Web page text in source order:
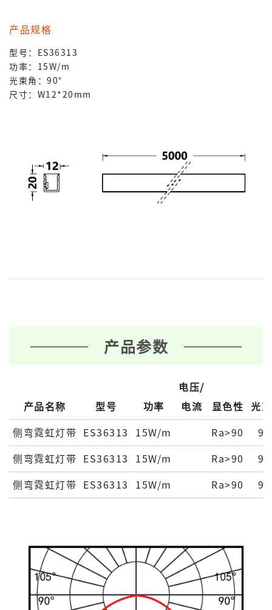
产品规格
型号：ES36313
功率：15W/m
光束角：90°
尺寸：W12*20mm
产品参数
产品名称 型号 功率
电压/
电流
显色性 光
侧弯霓虹灯带 ES36313 15W/m Ra>90
侧弯霓虹灯带 ES36313 15W/m Ra>90
侧弯霓虹灯带 ES36313 15W/m Ra>90